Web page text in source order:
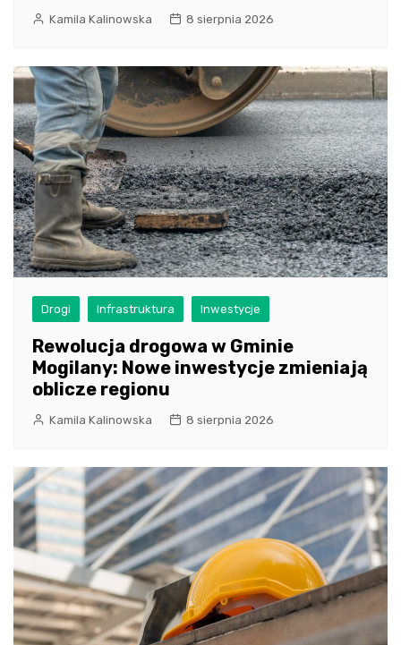
Kamila Kalinowska 8 sierpnia 2026
Drogi Infrastruktura Inwestycje
Rewolucja drogowa w Gminie
Mogilany: Nowe inwestycje zmieniają
oblicze regionu
Kamila Kalinowska 8 sierpnia 2026